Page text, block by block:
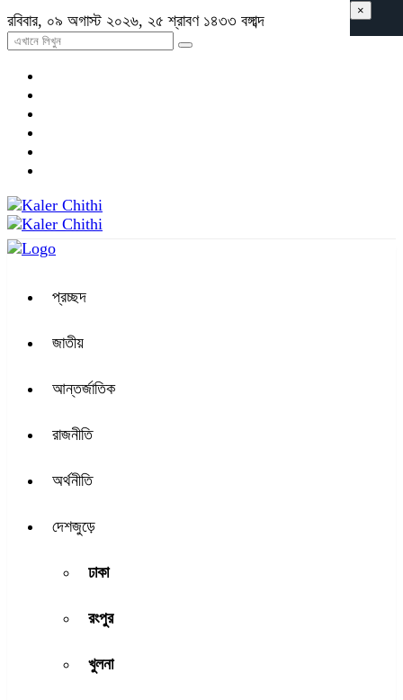
রবিবার, ০৯ অগাস্ট ২০২৬, ২৫ শ্রাবণ ১৪৩৩ বঙ্গাব্দ
প্রচ্ছদ
জাতীয়
আন্তর্জাতিক
রাজনীতি
অর্থনীতি
দেশজুড়ে
ঢাকা
রংপুর
খুলনা
×